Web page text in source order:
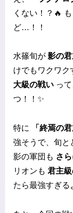
くない！？🔥
ど…！！
水篠旬が 影の
けでもワクワク
大級の戦い っ
つ！！✨
特に 「終焉の君
強そうで、旬と
影の軍団も さ
リオンも 君主
たら最強すぎる